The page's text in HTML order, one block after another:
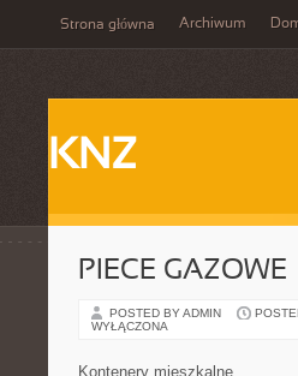
Strona główna Archiwum
KNZ
PIECE GAZOWE
POSTED BY ADMIN
WYŁĄCZONA
Kontenery mieszkalne